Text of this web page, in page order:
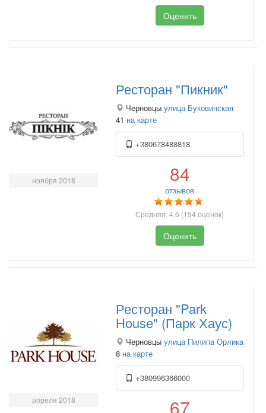
Оценить
ноября 2018
Ресторан "Пикник"
Черновцы улица Буковинская
41 на карте
+380678488818
84
отзывов
Средняя:4.6 (194 оценок)
Оценить
апреля 2018
Ресторан "Park
House" (Парк Хаус)
Черновцы улица Пилипа Орлика
8 на карте
+380996366000
67